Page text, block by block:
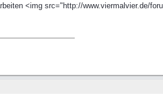
<img src="http://www.viermalvier.de/